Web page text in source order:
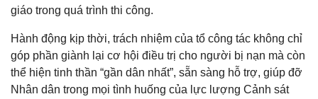
giáo trong quá trình thi công.
Hành động kịp thời, trách nhiệm của tổ công tác không chỉ
góp phần giành lại cơ hội điều trị cho người bị nạn mà còn
thể hiện tinh thần “gần dân nhất”, sẵn sàng hỗ trợ, giúp đỡ
Nhân dân trong mọi tình huống của lực lượng Cảnh sát